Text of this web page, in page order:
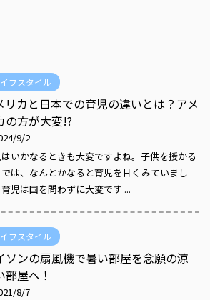
フスタイル
リカと日本での育児の違いとは？アメ
の方が大変!?
9/2
いかなるときも大変ですよね。子供を授かる
は、なんとかなると育児を甘くみていまし
児は国を問わずに大変です ...
フスタイル
ソンの扇風機で暑い部屋を念願の涼
部屋へ！
8/7